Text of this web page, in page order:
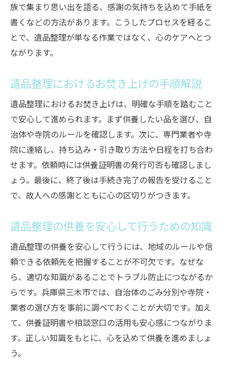
族で集まり思い出を語る、感謝の気持ちを込めて手紙を
書くなどの方法があります。こうしたプロセスを経るこ
とで、遺品整理が単なる作業ではなく、心のケアへとつ
ながります。
遺品整理におけるお焚き上げの手順解説
遺品整理におけるお焚き上げは、明確な手順を踏むこと
で安心して進められます。まず供養したい品を選び、自
治体や寺院のルールを確認します。次に、専門業者や寺
院に連絡し、持ち込み・引き取り方法や日程を打ち合わ
せます。依頼時には供養証明書の発行可否も確認しまし
ょう。最後に、終了後は手続き完了の報告を受けること
で、故人への感謝とともに心の区切りがつきます。
遺品整理の供養を安心して行うための知識
遺品整理の供養を安心して行うには、地域のルールや信
頼できる依頼先を把握することが不可欠です。なぜな
ら、適切な知識があることでトラブル防止につながるか
らです。兵庫県三木市では、自治体のごみ分別や寺院・
業者の選び方を事前に調べておくことが大切です。加え
て、供養証明書や相談窓口の活用も安心感につながりま
す。正しい知識をもとに、心を込めて供養を進めましょ
う。